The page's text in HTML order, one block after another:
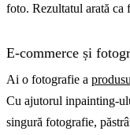
foto. Rezultatul arată ca
E-commerce și
Ai o fotografie a
Cu ajutorul inpainting-
singură fotografie,